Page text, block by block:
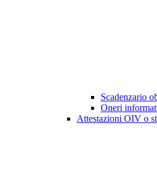
Scadenzario
Oneri
Attestazioni OIV o